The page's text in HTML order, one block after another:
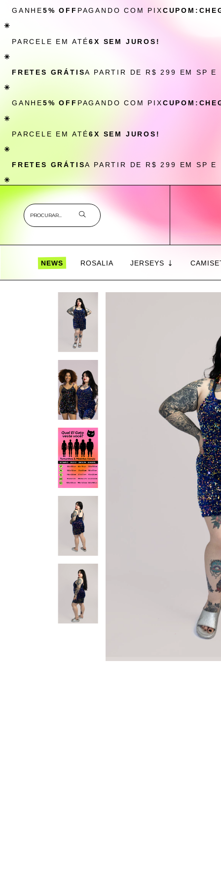
GANHE5% OFF PAGANDO COM PIX
✳
PARCELE EM ATÉ6X SEM JUROS!
✳
FRETES GRÁTISA PARTIR DE R$ 299 EM SP
✳
GANHE5% OFF PAGANDO COM PIX
✳
PARCELE EM ATÉ6X SEM JUROS!
✳
FRETES GRÁTISA PARTIR DE R$ 299 EM SP
✳
NEWS ROSALIA JERSEYS